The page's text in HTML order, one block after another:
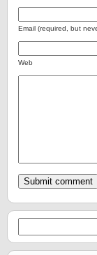
Email (required, but
Web